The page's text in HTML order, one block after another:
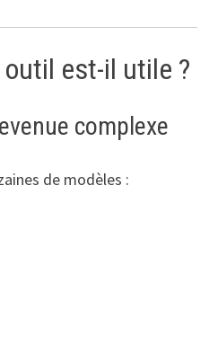
est-il utile ?
complexe
de modèles :